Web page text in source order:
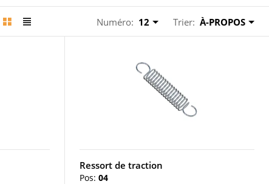
Numéro: 12 Trier: À-PROPOS
Ressort de traction
Pos: 04